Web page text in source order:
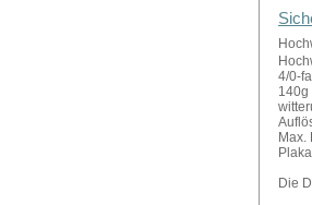
4/0-
140g
Max.
Die